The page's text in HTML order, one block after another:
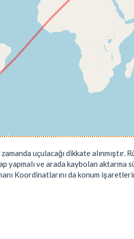
uçulacağı dikkate
yapmalı ve arada kaybolan aktarma
Koordinatlarını da konum